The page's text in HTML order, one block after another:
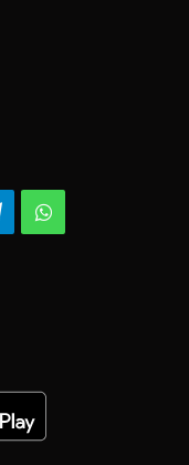
TelegramWhatsApp